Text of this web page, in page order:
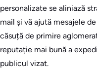
personalizate se aliniază
mail și vă ajută mesajele
căsuță de primire
reputație mai bună a
publicul vizat.